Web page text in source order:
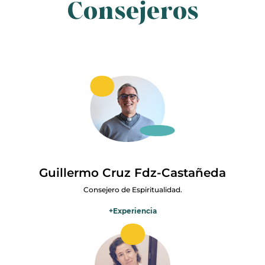
trascendencia que he conocido. Me ha cautivado la bioética
académica que he enseñado como profesor titular de la
Comité de Bioética de España y actualmente presido el Comité de
Bioética de Aragón. Me encanta escribir y la investigación para
buscar respuestas a buenas preguntas.
Consejeros
Guillermo Cruz Fdz-Castañeda
Consejero de Espiritualidad.
+Experiencia
Sacerdote de la diócesis de Madrid. Mi experiencia como párraco
durante 19 años me ha permitido conocer la realidad familiar de la
enfermedad. Consiliario de la hospitalidad de Lourdes desde el año
2014, donde he ido creciendo en el mundo del acompañamiento.